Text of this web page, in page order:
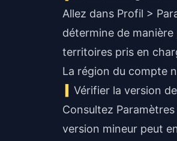
Allez dans Profil >
détermine de
territoires pris en
La région du compte
Vérifier la version
Consultez
version mineur peut